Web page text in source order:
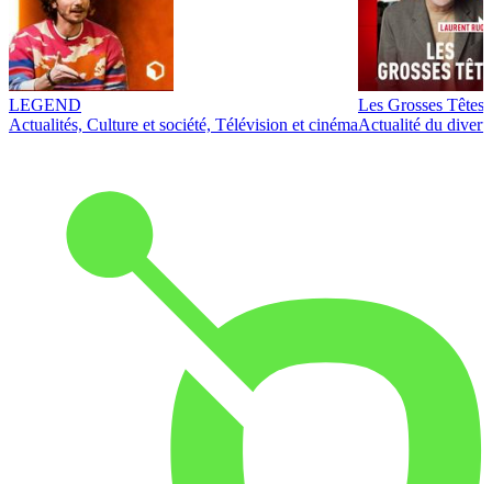
LEGEND
Actualités, Culture et société, Télévision et cinéma
Les Grosses Têtes
Actualité du